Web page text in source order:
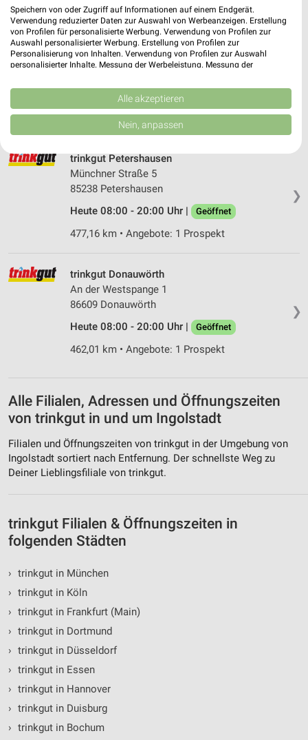
trinkgut Allershausen
Ampertalstraße 3
Heute 08:00 - 20:00 Uhr |
472,19 km • Angebote: 1 Prospekt
❯
trinkgut Petershausen
Münchner Straße 5
85238 Petershausen
Heute 08:00 - 20:00 Uhr |
Geöffnet
477,16 km • Angebote: 1 Prospekt
❯
trinkgut Donauwörth
An der Westspange 1
86609 Donauwörth
Heute 08:00 - 20:00 Uhr |
Geöffnet
462,01 km • Angebote: 1 Prospekt
Alle Filialen, Adressen und Öffnungszeiten
von trinkgut in und um Ingolstadt
Filialen und Öffnungszeiten von trinkgut in der Umgebung von
Ingolstadt sortiert nach Entfernung. Der schnellste Weg zu
Deiner Lieblingsfiliale von trinkgut.
trinkgut Filialen & Öffnungszeiten in
folgenden Städten
› trinkgut in München
› trinkgut in Köln
› trinkgut in Frankfurt (Main)
› trinkgut in Dortmund
› trinkgut in Düsseldorf
› trinkgut in Essen
› trinkgut in Hannover
› trinkgut in Duisburg
› trinkgut in Bochum
Speichern von oder Zugriff auf Informationen auf einem Endgerät.
Verwendung reduzierter Daten zur Auswahl von Werbeanzeigen. Erstellung
von Profilen für personalisierte Werbung. Verwendung von Profilen zur
Auswahl personalisierter Werbung. Erstellung von Profilen zur
Personalisierung von Inhalten. Verwendung von Profilen zur Auswahl
personalisierter Inhalte. Messung der Werbeleistung. Messung der
Kombinationen von Daten aus verschiedenen Quellen. Entwicklung und
Verbesserung der Angebote. Verwendung reduzierter Daten zur Auswahl
von Inhalten.
Daten können außerhalb der Europäischen Union weitergegeben und in die
Website/App.
Partnerliste anzeigen (1 IAB-Anbieter)
Wir nutzen Ihre Daten für folgende Zwecke:
IAB-Verarbeitungszwecke:
Speichern von oder Zugriff auf Informationen
auf einem Endgerät
Verwendung reduzierter Daten zur Auswahl von
Werbeanzeigen
Erstellung von Profilen für personalisierte
Verwendung von Profilen zur Auswahl
Erstellung von Profilen zur Personalisierung
von Inhalten
Verwendung von Profilen zur Auswahl
personalisierter Inhalte
Messung der Werbeleistung
Analyse von Zielgruppen durch Statistiken oder
Kombinationen von Daten aus verschiedenen
Quellen
Entwicklung und Verbesserung der Angebote
Verwendung reduzierter Daten zur Auswahl von
Inhalten
Verwendung genauer Standortdaten
Geräte anhand von aktiv angeforderten
Informationen identifizieren
Nicht-IAB-Verarbeitungszwecke:
Alle akzeptieren
Nein, anpassen